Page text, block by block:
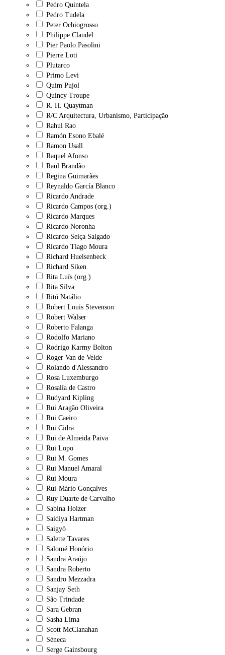
Pedro Quintela
Pedro Tudela
Peter Ochiogrosso
Philippe Claudel
Pier Paolo Pasolini
Pierre Loti
Plutarco
Primo Levi
Quim Pujol
Quincy Troupe
R. H. Quaytman
R/C Arquitectura, Urbanismo, Participação
Rahul Rao
Ramón Esono Ebalé
Ramon Usall
Raquel Afonso
Raul Brandão
Regina Guimarães
Reynaldo García Blanco
Ricardo Andrade
Ricardo Campos (org.)
Ricardo Marques
Ricardo Noronha
Ricardo Seiça Salgado
Ricardo Tiago Moura
Richard Huelsenbeck
Richard Siken
Rita Luís (org.)
Rita Silva
Ritó Natálio
Robert Louis Stevenson
Robert Walser
Roberto Falanga
Rodolfo Mariano
Rodrigo Karmy Bolton
Roger Van de Velde
Rolando d'Alessandro
Rosa Luxemburgo
Rosalía de Castro
Rudyard Kipling
Rui Aragão Oliveira
Rui Caeiro
Rui Cidra
Rui de Almeida Paiva
Rui Lopo
Rui M. Gomes
Rui Manuel Amaral
Rui Moura
Rui-Mário Gonçalves
Ruy Duarte de Carvalho
Sabina Holzer
Saidiya Hartman
Saigyō
Salette Tavares
Salomé Honório
Sandra Araújo
Sandra Roberto
Sandro Mezzadra
Sanjay Seth
São Trindade
Sara Gebran
Sasha Lima
Scott McClanahan
Séneca
Serge Gainsbourg